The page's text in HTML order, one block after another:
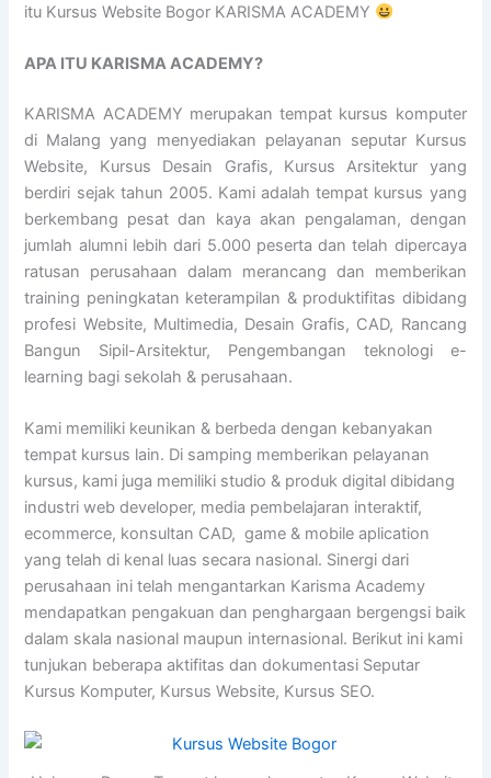
itu Kursus Website Bogor KARISMA ACADEMY
APA ITU KARISMA ACADEMY?
KARISMA ACADEMY merupakan tempat kursus komputer
di Malang yang menyediakan pelayanan seputar Kursus
Website, Kursus Desain Grafis, Kursus Arsitektur yang
berdiri sejak tahun 2005. Kami adalah tempat kursus yang
berkembang pesat dan kaya akan pengalaman, dengan
jumlah alumni lebih dari 5.000 peserta dan telah dipercaya
ratusan perusahaan dalam merancang dan memberikan
training peningkatan keterampilan & produktifitas dibidang
profesi Website, Multimedia, Desain Grafis, CAD, Rancang
Bangun Sipil-Arsitektur, Pengembangan teknologi e-
learning bagi sekolah & perusahaan.
Kami memiliki keunikan & berbeda dengan kebanyakan
tempat kursus lain. Di samping memberikan pelayanan
kursus, kami juga memiliki studio & produk digital dibidang
industri web developer, media pembelajaran interaktif,
ecommerce, konsultan CAD, game & mobile aplication
yang telah di kenal luas secara nasional. Sinergi dari
perusahaan ini telah mengantarkan Karisma Academy
mendapatkan pengakuan dan penghargaan bergengsi baik
dalam skala nasional maupun internasional. Berikut ini kami
tunjukan beberapa aktifitas dan dokumentasi Seputar
Kursus Komputer, Kursus Website, Kursus SEO.